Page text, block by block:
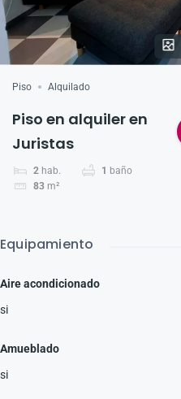
Piso Alquilado
Piso en alquiler en
Juristas
2 hab. 1 baño
83 m²
Equipamiento
Aire acondicionado
si
Amueblado
si